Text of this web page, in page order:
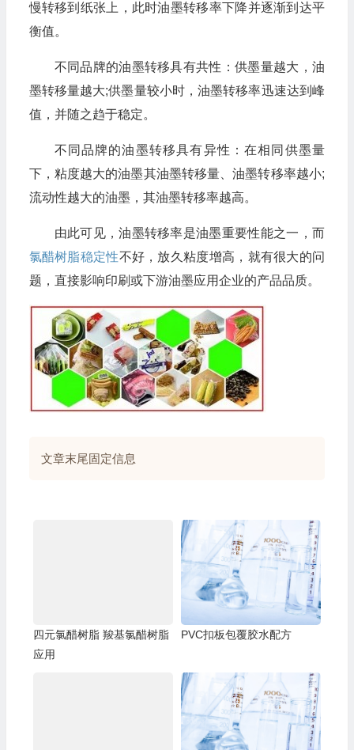
慢转移到纸张上，此时油墨转移率下降并逐渐到达平
衡值。
不同品牌的油墨转移具有共性：供墨量越大，油
墨转移量越大;供墨量较小时，油墨转移率迅速达到峰
值，并随之趋于稳定。
不同品牌的油墨转移具有异性：在相同供墨量
下，粘度越大的油墨其油墨转移量、油墨转移率越小;
流动性越大的油墨，其油墨转移率越高。
由此可见，油墨转移率是油墨重要性能之一，而
氯醋树脂稳定性不好，放久粘度增高，就有很大的问
题，直接影响印刷或下游油墨应用企业的产品品质。
文章末尾固定信息
四元氯醋树脂 羧基氯醋树脂
应用
PVC扣板包覆胶水配方